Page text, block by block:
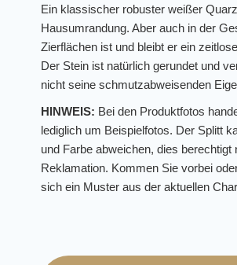
Ein klassischer robuster weißer
Hausumrandung. Aber auch in der
Zierflächen ist und bleibt er ein
Der Stein ist natürlich gerundet und
nicht seine schmutzabweisenden
HINWEIS: Bei den Produktfotos
lediglich um Beispielfotos. Der Splitt
und Farbe abweichen, dies berechtigt
Reklamation. Kommen Sie vorbei
sich ein Muster aus der aktuellen